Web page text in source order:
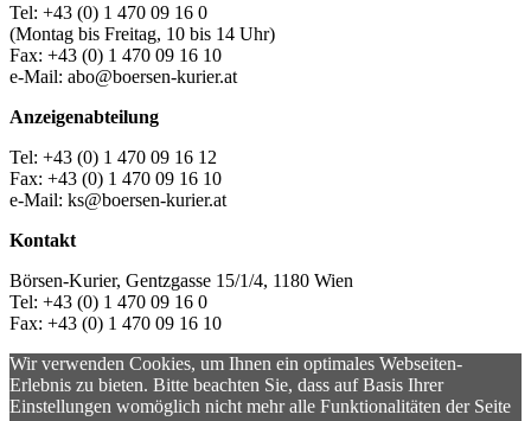
Tel: +43 (0) 1 470 09 16 0
(Montag bis Freitag, 10 bis 14 Uhr)
Fax: +43 (0) 1 470 09 16 10
e-Mail: abo@boersen-kurier.at
Anzeigenabteilung
Tel: +43 (0) 1 470 09 16 12
Fax: +43 (0) 1 470 09 16 10
e-Mail: ks@boersen-kurier.at
Kontakt
Börsen-Kurier, Gentzgasse 15/1/4, 1180 Wien
Tel: +43 (0) 1 470 09 16 0
Fax: +43 (0) 1 470 09 16 10
Wir verwenden Cookies, um Ihnen ein optimales Webseiten-
Erlebnis zu bieten. Bitte beachten Sie, dass auf Basis Ihrer
Einstellungen womöglich nicht mehr alle Funktionalitäten der Seite